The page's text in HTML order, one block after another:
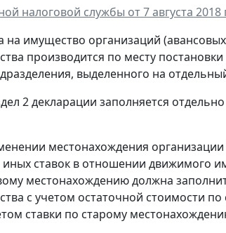
налоговой службы от 7 августа
на имущество организаций
производится по месту
выделенного на
2 декларации заполняется
местонахождения организации
ставок в отношении движимого
местонахождению должна
с учетом остаточной стоимости по
ставки по старому